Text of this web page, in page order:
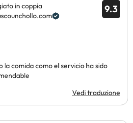
9.3
in coppia
la comida como el servicio ha sido
Vedi traduzione